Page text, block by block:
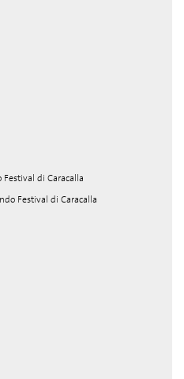
Festival di Caracalla
Festival di Caracalla